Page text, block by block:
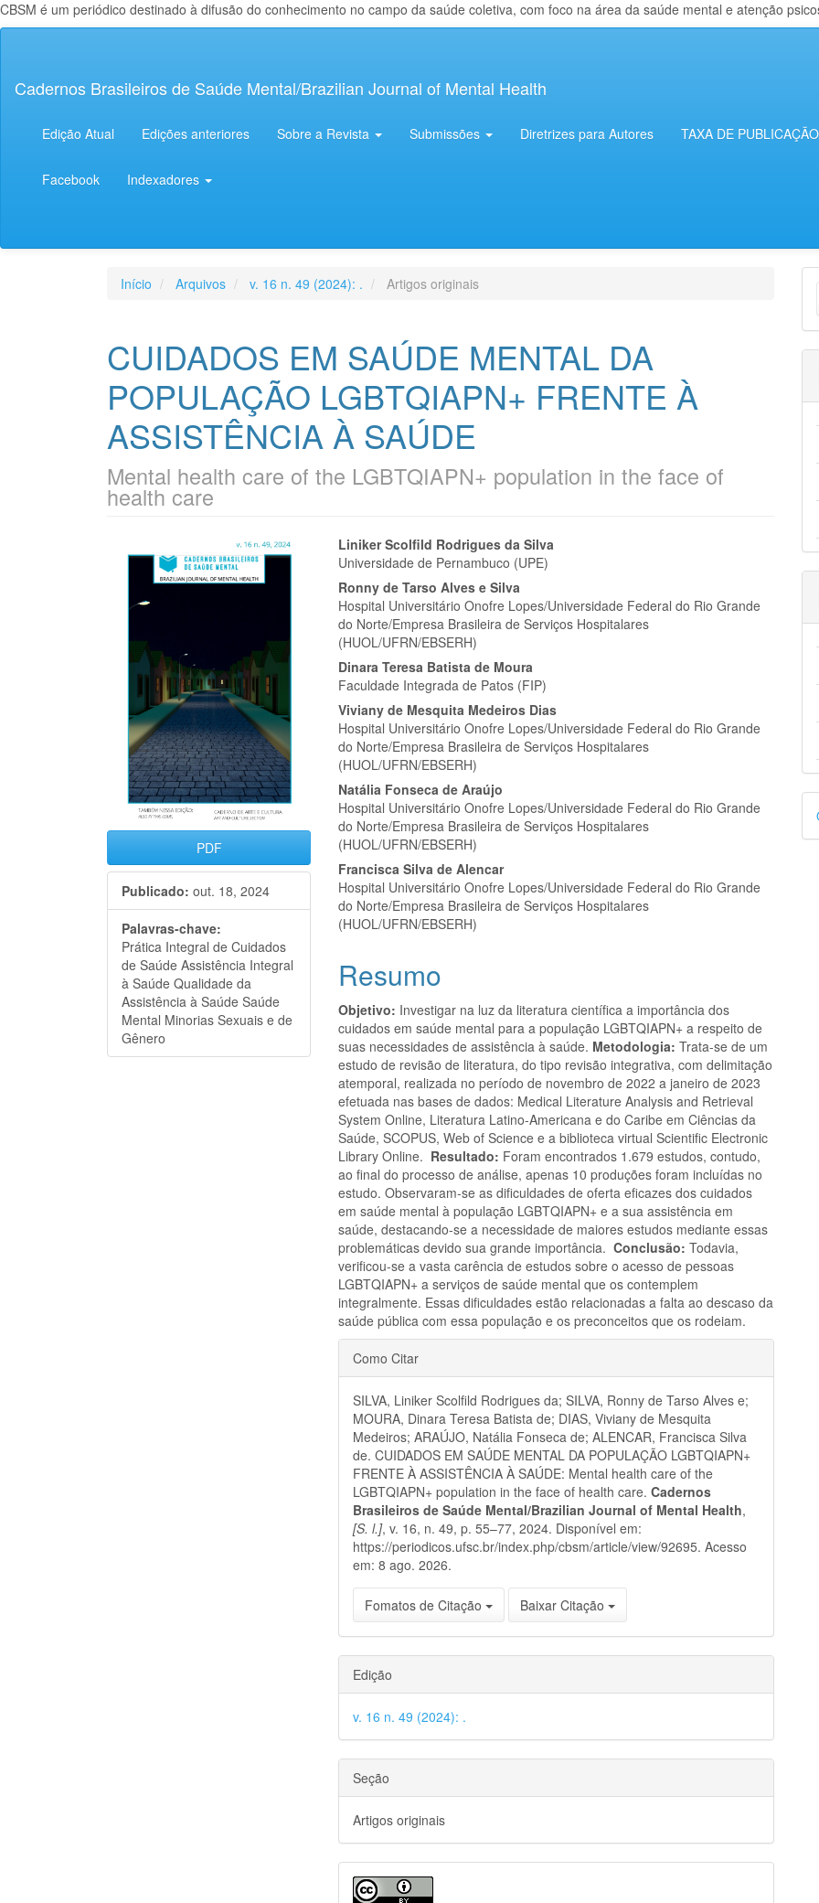
CBSM é um periódico destinado à difusão do conhecimento no campo da saúde coletiva, com foco na área da saúde mental e atenção
principal
Lateral
Cadernos Brasileiros de Saúde Mental/Brazilian Journal of Mental Health
Edição Atual Edições anteriores Sobre a Revista Submissões Diretrizes para Autores TAXA DE PUBLICAÇÃO
Facebook Indexadores
Início Arquivos v. 16 n. 49 (2024): . Artigos originais
CUIDADOS EM SAÚDE MENTAL DA
POPULAÇÃO LGBTQIAPN+ FRENTE À
ASSISTÊNCIA À SAÚDE
Mental health care of the LGBTQIAPN+ population in the face of
health care
Barra
lateral
de
artigos
PDF
Publicado: out. 18, 2024
Palavras-chave:
Prática Integral de Cuidados
de Saúde Assistência Integral
à Saúde Qualidade da
Assistência à Saúde Saúde
Mental Minorias Sexuais e de
Gênero
Conteúdo
do
artigo
principal
Liniker Scolfild Rodrigues da Silva
Universidade de Pernambuco (UPE)
Ronny de Tarso Alves e Silva
Hospital Universitário Onofre Lopes/Universidade Federal do Rio Grande
do Norte/Empresa Brasileira de Serviços Hospitalares
(HUOL/UFRN/EBSERH)
Dinara Teresa Batista de Moura
Faculdade Integrada de Patos (FIP)
Viviany de Mesquita Medeiros Dias
Hospital Universitário Onofre Lopes/Universidade Federal do Rio Grande
do Norte/Empresa Brasileira de Serviços Hospitalares
(HUOL/UFRN/EBSERH)
Natália Fonseca de Araújo
Hospital Universitário Onofre Lopes/Universidade Federal do Rio Grande
do Norte/Empresa Brasileira de Serviços Hospitalares
(HUOL/UFRN/EBSERH)
Francisca Silva de Alencar
Hospital Universitário Onofre Lopes/Universidade Federal do Rio Grande
do Norte/Empresa Brasileira de Serviços Hospitalares
(HUOL/UFRN/EBSERH)
Resumo
Objetivo: Investigar na luz da literatura científica a importância dos
cuidados em saúde mental para a população LGBTQIAPN+ a respeito de
suas necessidades de assistência à saúde. Metodologia: Trata-se de um
estudo de revisão de literatura, do tipo revisão integrativa, com delimitação
atemporal, realizada no período de novembro de 2022 a janeiro de 2023
efetuada nas bases de dados: Medical Literature Analysis and Retrieval
System Online, Literatura Latino-Americana e do Caribe em Ciências da
Saúde, SCOPUS, Web of Science e a biblioteca virtual Scientific Electronic
Library Online. Resultado: Foram encontrados 1.679 estudos, contudo,
ao final do processo de análise, apenas 10 produções foram incluídas no
estudo. Observaram-se as dificuldades de oferta eficazes dos cuidados
em saúde mental à população LGBTQIAPN+ e a sua assistência em
saúde, destacando-se a necessidade de maiores estudos mediante essas
problemáticas devido sua grande importância.Conclusão: Todavia,
verificou-se a vasta carência de estudos sobre o acesso de pessoas
LGBTQIAPN+ a serviços de saúde mental que os contemplem
integralmente. Essas dificuldades estão relacionadas a falta ao descaso da
saúde pública com essa população e os preconceitos que os rodeiam.
Detalhes
do
artigo
Como Citar
SILVA, Liniker Scolfild Rodrigues da; SILVA, Ronny de Tarso Alves e;
MOURA, Dinara Teresa Batista de; DIAS, Viviany de Mesquita
Medeiros; ARAÚJO, Natália Fonseca de; ALENCAR, Francisca Silva
de. CUIDADOS EM SAÚDE MENTAL DA POPULAÇÃO LGBTQIAPN+
FRENTE À ASSISTÊNCIA À SAÚDE: Mental health care of the
LGBTQIAPN+ population in the face of health care.Cadernos
Brasileiros de Saúde Mental/Brazilian Journal of Mental Health,
[S. l.], v. 16, n. 49, p. 55–77, 2024. Disponível em:
https://periodicos.ufsc.br/index.php/cbsm/article/view/92695. Acesso
em: 8 ago. 2026.
Fomatos de Citação Baixar Citação
Edição
v. 16 n. 49 (2024): .
Seção
Artigos originais